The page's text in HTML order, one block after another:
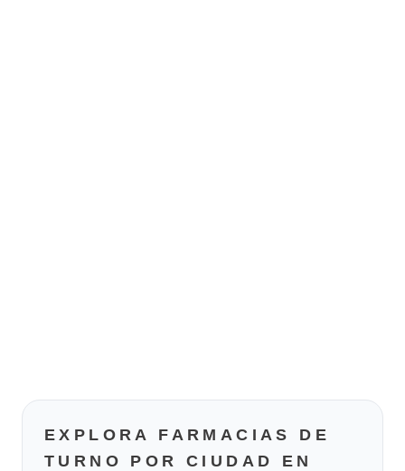
EXPLORA FARMACIAS DE
TURNO POR CIUDAD EN